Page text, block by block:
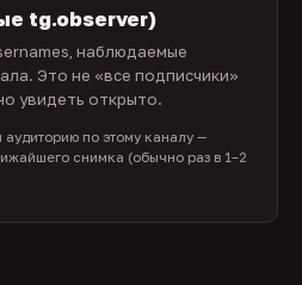
tg.observer)
наблюдаемые
Это не «все подписчики»
увидеть открыто.
по этому каналу —
снимка (обычно раз в 1–2